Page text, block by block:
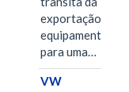
exportação de
equipamentos
para uma…
VW